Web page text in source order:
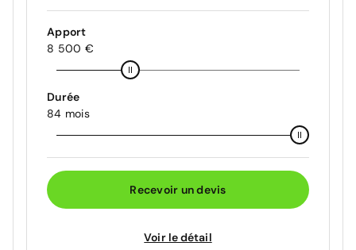
Apport
8 500 €
Durée
84 mois
Recevoir un devis
Voir le détail